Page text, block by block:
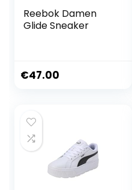
Reebok Damen
Glide Sneaker
€47.00